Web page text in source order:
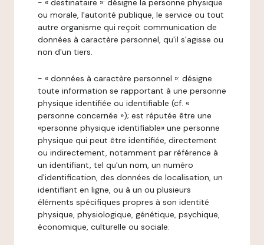
- « destinataire »: désigne la personne physique
ou morale, l'autorité publique, le service ou tout
autre organisme qui reçoit communication de
données à caractère personnel, qu'il s'agisse ou
non d'un tiers.
- « données à caractère personnel »: désigne
toute information se rapportant à une personne
physique identifiée ou identifiable (cf. «
personne concernée »); est réputée être une
«personne physique identifiable» une personne
physique qui peut être identifiée, directement
ou indirectement, notamment par référence à
un identifiant, tel qu'un nom, un numéro
d'identification, des données de localisation, un
identifiant en ligne, ou à un ou plusieurs
éléments spécifiques propres à son identité
physique, physiologique, génétique, psychique,
économique, culturelle ou sociale.